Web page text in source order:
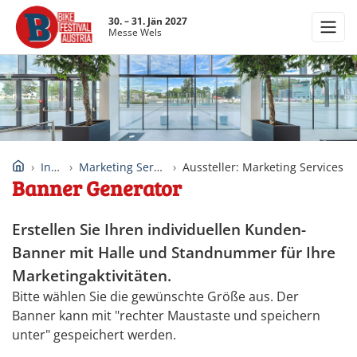
30. – 31. Jän 2027
Messe Wels
Infos Marketing Services Aussteller: Marketing Services
Banner Generator
Erstellen Sie Ihren individuellen Kunden-
Banner mit Halle und Standnummer für Ihre
Marketingaktivitäten.
Bitte wählen Sie die gewünschte Größe aus. Der
Banner kann mit "rechter Maustaste und speichern
unter" gespeichert werden.